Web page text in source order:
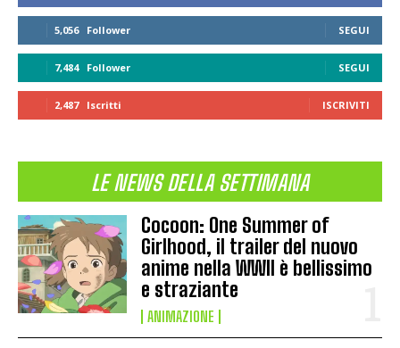
5,056 Follower SEGUI
7,484 Follower SEGUI
2,487 Iscritti ISCRIVITI
LE NEWS DELLA SETTIMANA
Cocoon: One Summer of
Girlhood, il trailer del nuovo
anime nella WWII è bellissimo
e straziante
ANIMAZIONE